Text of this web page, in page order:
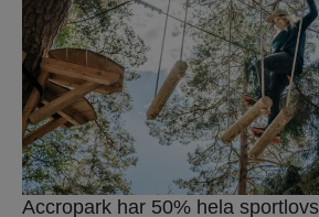
Accropark har 50% hela